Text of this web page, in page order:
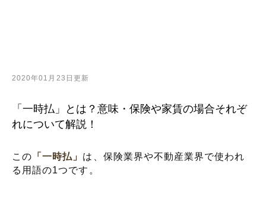
2020年01月23日更新
「一時払」とは？意味・保険や家賃の場合それぞ
れについて解説！
この 「一時払」 は、保険業界や不動産業界で使われ
る用語の1つです。